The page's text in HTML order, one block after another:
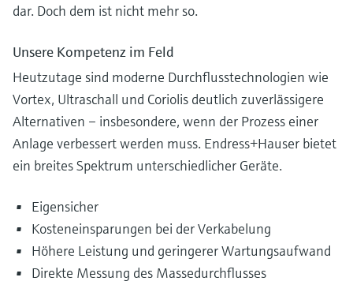
dar. Doch dem ist nicht mehr so.
Unsere Kompetenz im Feld
Heutzutage sind moderne Durchflusstechnologien wie
Vortex, Ultraschall und Coriolis deutlich zuverlässigere
Alternativen – insbesondere, wenn der Prozess einer
Anlage verbessert werden muss. Endress+Hauser bietet
ein breites Spektrum unterschiedlicher Geräte.
Eigensicher
Kosteneinsparungen bei der Verkabelung
Höhere Leistung und geringerer Wartungsaufwand
Direkte Messung des Massedurchflusses